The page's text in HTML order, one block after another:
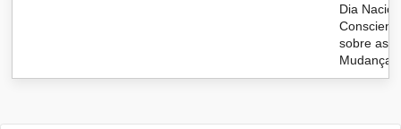
Dia
sobre as